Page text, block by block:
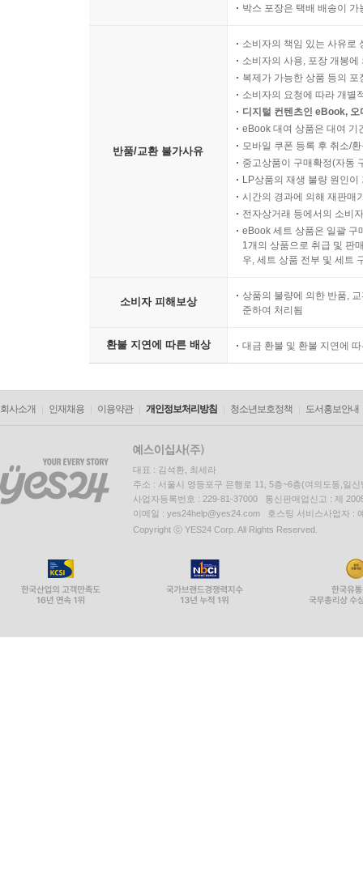
박스 포장은 택배 배송이
반품/교환 불가사유
소비자의 책임 있는 사유로
소비자의 사용, 포장 개봉
복제가 가능한 상품 등의
소비자의 요청에 따라 개별
디지털 컨텐츠인 eBook,
eBook 대여 상품은 대여 기
모바일 쿠폰 등록 후 취소/
중고상품이 구매확정(자동
LP상품의 재생 불량 원인
시간의 경과에 의해 재판매
전자상거래 등에서의 소비
eBook 세트 상품은 일괄 구
1개의 상품으로 취급 및 판
우, 세트 상품 전부 및 세트
소비자 피해보상
상품의 불량에 의한 반품,
준하여 처리됨
환불 지연에 따른 배상 대금 환불 및 환불 지연에
회사소개 인재채용 이용약관 개인정보처리방침 청소년보호정책 도서홍보안내
대표 : 김석환, 최세라
주소 : 서울시 영등포구 은행로 11, 5층~6층(여의도동,일신
사업자등록번호 : 229-81-37000 통신판매업신고 : 제
이메일 : yes24help@yes24.com 호스팅 서비스사업자 :
Copyright ⓒ YES24 Corp. All Rights Reserved.